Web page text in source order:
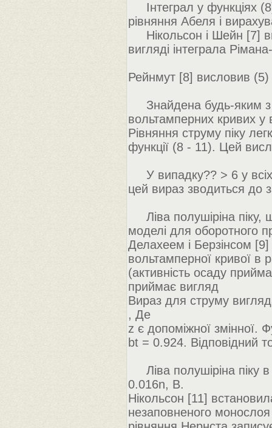
Інтеграл у функціях
рівняння Абеля і
Нікольсон і Шейн [7]
вигляді інтеграла
Рейнмут [8] висловив (5)
Знайдена будь-яким з
вольтамперних кривих у
Рівняння струму піку
функції (8 - 11). Цей
У випадку?? > 6 у
цей вираз зводиться до
Ліва полушіріна піку,
моделі для оборотного
Делахеем і Берзінсом
вольтамперної кривої в
(активність осаду
приймає вигляд
Вираз для струму
, Де
z є допоміжної
bt = 0.924. Відповідний
Ліва полушіріна піку
0.016n, В.
Нікольсон [11]
незаповненого